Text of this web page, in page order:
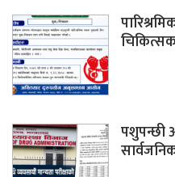
पशुपन्छी